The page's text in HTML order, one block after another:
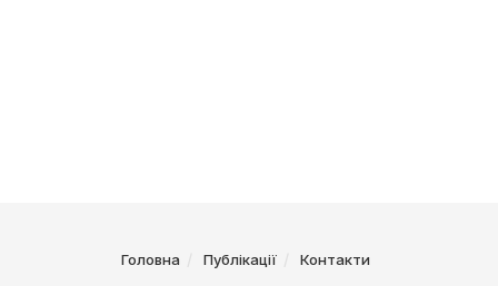
Головна Публікації Контакти